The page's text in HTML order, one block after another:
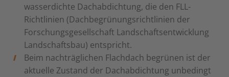
wasserdichte Dachabdichtung, die den FLL-
Richtlinien (Dachbegrünungsrichtlinien der
Forschungsgesellschaft Landschaftsentwicklung
Landschaftsbau) entspricht.
Beim nachträglichen Flachdach begrünen ist der
aktuelle Zustand der Dachabdichtung unbedingt